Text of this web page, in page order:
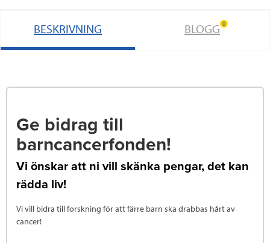
BESKRIVNING BLOGG 0
Ge bidrag till
barncancerfonden!
Vi önskar att ni vill skänka pengar, det kan
rädda liv!
Vi vill bidra till forskning för att färre barn ska drabbas hårt av
cancer!